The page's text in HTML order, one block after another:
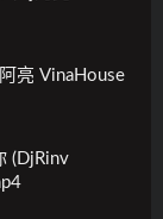
亮 VinaHouse
(DjRinv